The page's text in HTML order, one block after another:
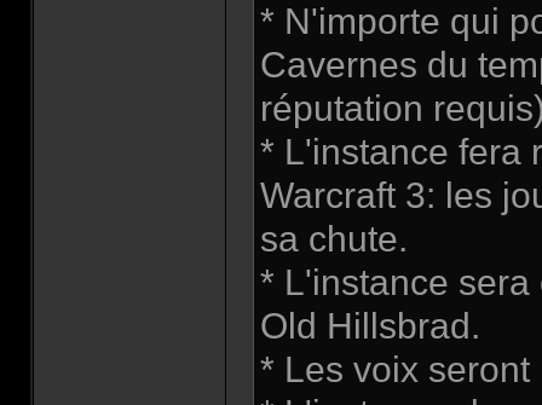
* N'importe qui
Cavernes du
réputation
* L'instance fera
Warcraft 3: les
sa chute.
* L'instance
Old Hillsbrad.
* Les voix